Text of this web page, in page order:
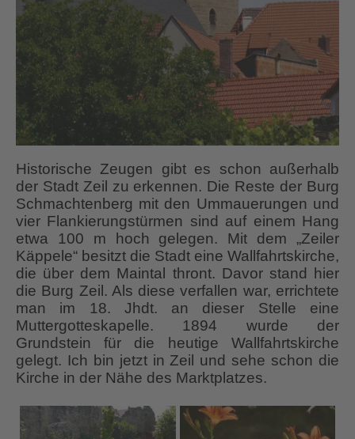
Historische Zeugen gibt es schon außerhalb
der Stadt Zeil zu erkennen. Die Reste der Burg
Schmachtenberg mit den Ummauerungen und
vier Flankierungstürmen sind auf einem Hang
etwa 100 m hoch gelegen. Mit dem „Zeiler
Käppele“ besitzt die Stadt eine Wallfahrtskirche,
die über dem Maintal thront. Davor stand hier
die Burg Zeil. Als diese verfallen war, errichtete
man im 18. Jhdt. an dieser Stelle eine
Muttergotteskapelle. 1894 wurde der
Grundstein für die heutige Wallfahrtskirche
gelegt. Ich bin jetzt in Zeil und sehe schon die
Kirche in der Nähe des Marktplatzes.